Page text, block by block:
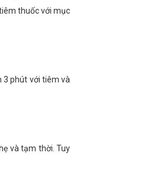
thuốc với mục
3 phút với tiêm và
và tạm thời. Tuy